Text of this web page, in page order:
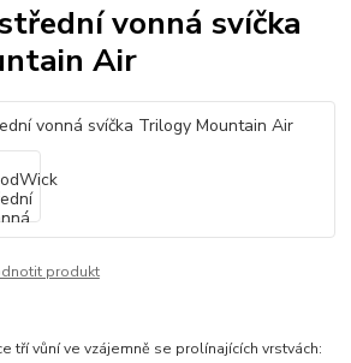
vonná svíčka
Air
produkt
tří vůní ve vzájemně se prolínajících vrstvách: